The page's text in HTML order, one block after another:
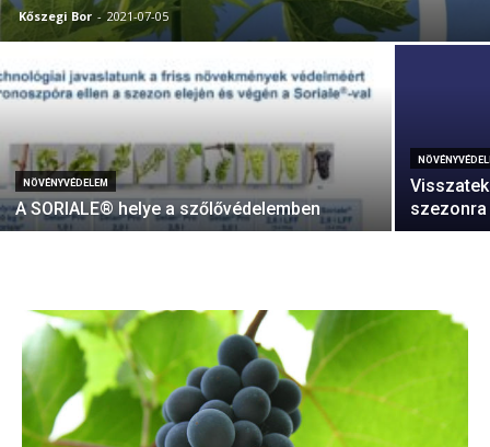
Kőszegi Bor - 2021-07-05
NÖVÉNYVÉDELEM
A SORIALE® helye a szőlővédelemben
szezonra